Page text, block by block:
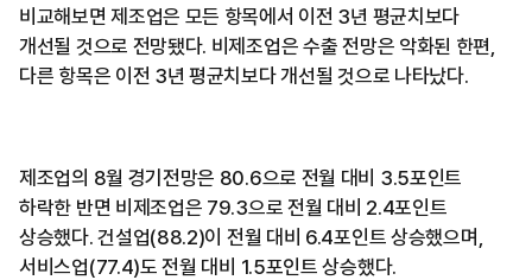
비교해보면 제조업은 모든 항목에서 이전 3년 평균치보다
개선될 것으로 전망됐다. 비제조업은 수출 전망은 악화된 한편,
다른 항목은 이전 3년 평균치보다 개선될 것으로 나타났다.
제조업의 8월 경기전망은 80.6으로 전월 대비 3.5포인트
하락한 반면 비제조업은 79.3으로 전월 대비 2.4포인트
상승했다. 건설업(88.2)이 전월 대비 6.4포인트 상승했으며,
서비스업(77.4)도 전월 대비 1.5포인트 상승했다.